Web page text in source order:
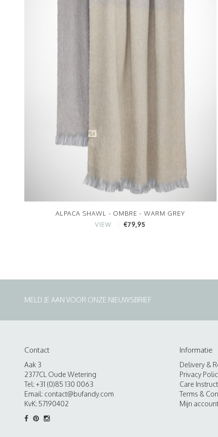
ALPACA SHAWL - OMBRE - WARM GREY
VIEW €79,95
MELD JE AAN VOOR ONZE NIEUWSBRIEF
Contact
Aak 3
2377CL Oude Wetering
Tel: +31 (0)85 130 0063
Email: contact@bufandy.com
KvK: 57190402
Informatie
Delivery &
Privacy
Care
Terms &
Mijn account